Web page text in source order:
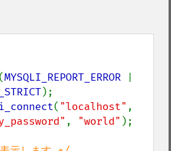
(MYSQLI_REPORT_ERROR
( "localhost"
, "world" );